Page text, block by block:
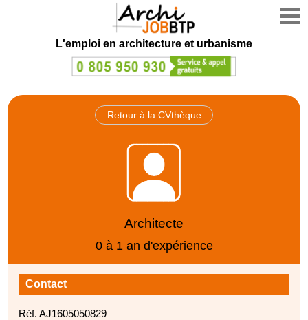
L'emploi en architecture et urbanisme
Retour à la CVthèque
Architecte
0 à 1 an d'expérience
Contact
Réf. AJ1605050829